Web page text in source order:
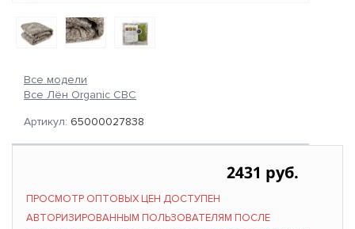
Все модели
Все Лён Organic СВС
Артикул: 65000027838
2431 руб.
ПРОСМОТР ОПТОВЫХ ЦЕН ДОСТУПЕН
АВТОРИЗИРОВАННЫМ ПОЛЬЗОВАТЕЛЯМ ПОСЛЕ